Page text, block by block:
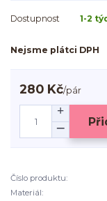
Dostupnost 1-2
Nejsme plátci DPH
280 Kč/pár
Číslo produktu:
Materiál: